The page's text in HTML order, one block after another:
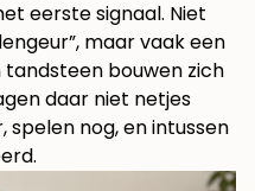
eerste signaal. Niet
maar vaak een
bouwen zich
daar niet netjes
spelen nog, en intussen